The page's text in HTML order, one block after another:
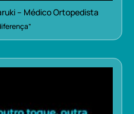
– Médico Ortopedista